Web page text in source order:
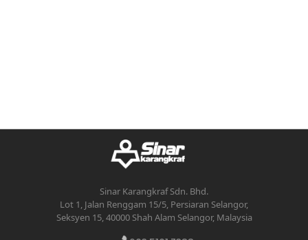
Sinar Karangkraf Sdn. Bhd.
Lot 1, Jalan Renggam 15/5, Persiaran Selangor,
Seksyen 15, 40000 Shah Alam Selangor, Malaysia